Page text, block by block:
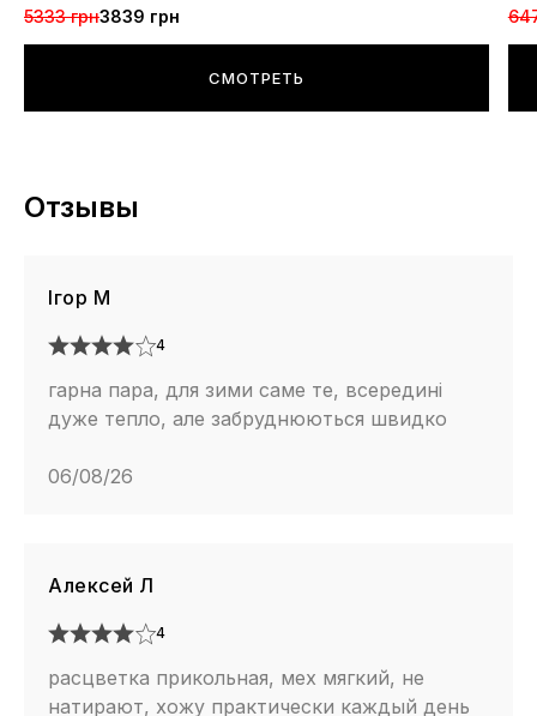
5333 грн3839 грн
СМОТРЕТЬ
Отзывы
Ігор М
4
гарна пара, для зими саме те, всередині
дуже тепло, але забруднюються швидко
06/08/26
Алексей Л
4
расцветка прикольная, мех мягкий, не
натирают, хожу практически каждый день